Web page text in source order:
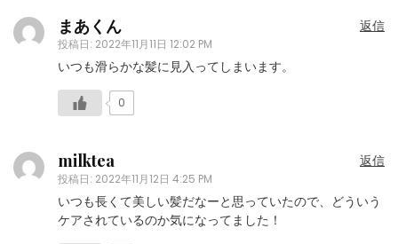
まあくん
投稿日: 2022年11月11日 12:02 PM
返信
いつも滑らかな髪に見入ってしまいます。
0
milktea
投稿日: 2022年11月12日 4:25 PM
返信
いつも長くて美しい髪だなーと思っていたので、どういう
ケアされているのか気になってました！